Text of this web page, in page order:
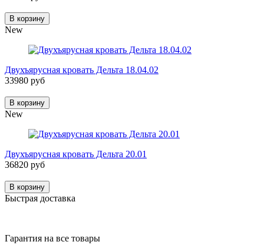
В корзину
New
Двухъярусная кровать Дельта 18.04.02
33980 руб
В корзину
New
Двухъярусная кровать Дельта 20.01
36820 руб
В корзину
Быстрая доставка
Гарантия на все товары